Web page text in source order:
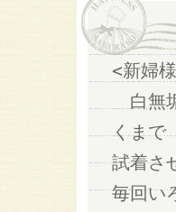
<新婦
白無
くまで
試着さ
毎回い